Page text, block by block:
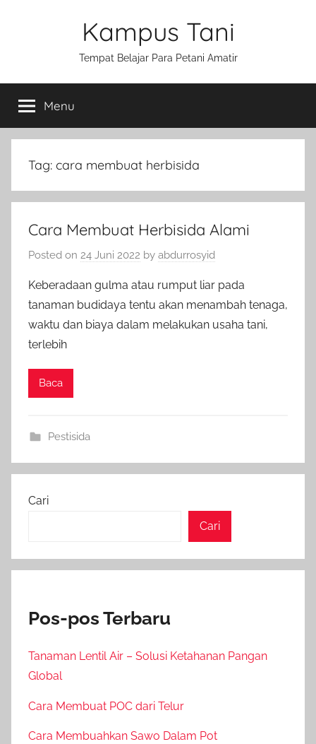
Kampus Tani
Tempat Belajar Para Petani Amatir
Menu
Tag: cara membuat herbisida
Cara Membuat Herbisida Alami
Posted on 24 Juni 2022 by abdurrosyid
Keberadaan gulma atau rumput liar pada
tanaman budidaya tentu akan menambah tenaga,
waktu dan biaya dalam melakukan usaha tani,
terlebih
Baca
Pestisida
Cari
Cari
Pos-pos Terbaru
Tanaman Lentil Air – Solusi Ketahanan Pangan
Global
Cara Membuat POC dari Telur
Cara Membuahkan Sawo Dalam Pot